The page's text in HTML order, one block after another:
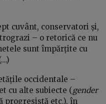
cuvânt, conservatori și,
– o retorică ce nu
sunt împărțite cu
occidentale –
cu alte subiecte (gender
progresistă etc.), în